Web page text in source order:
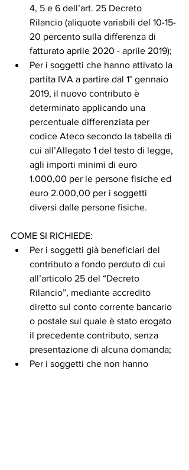
4, 5 e 6 dell’art. 25 Decreto
Rilancio (aliquote variabili del 10-15-
20 percento sulla differenza di
fatturato aprile 2020 - aprile 2019);
Per i soggetti che hanno attivato la
partita IVA a partire dal 1° gennaio
2019, il nuovo contributo è
determinato applicando una
percentuale differenziata per
codice Ateco secondo la tabella di
cui all’Allegato 1 del testo di legge,
agli importi minimi di euro
1.000,00 per le persone fisiche ed
euro 2.000,00 per i soggetti
diversi dalle persone fisiche.
COME SI RICHIEDE:
Per i soggetti già beneficiari del
contributo a fondo perduto di cui
all’articolo 25 del “Decreto
Rilancio”, mediante accredito
diretto sul conto corrente bancario
o postale sul quale è stato erogato
il precedente contributo, senza
presentazione di alcuna domanda;
Per i soggetti che non hanno